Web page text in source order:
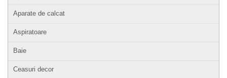
Aparate de calcat
Aspiratoare
Baie
Ceasuri decor